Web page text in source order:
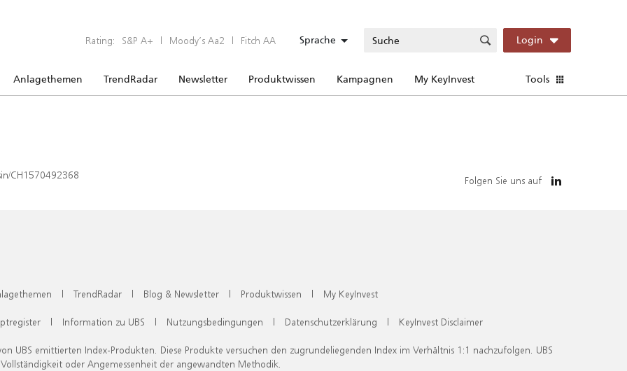
Rating: S&P A+ | Moody’s Aa2 | Fitch AA Sprache Login
Anlagethemen TrendRadar Newsletter Produktwissen Kampagnen My KeyInvest Tools
CH1570492368 Folgen Sie uns auf
| TrendRadar | Blog & Newsletter | Produktwissen | My KeyInvest
| Information zu UBS | Nutzungsbedingungen | Datenschutzerklärung | KeyInvest Disclaimer
UBS emittierten Index-Produkten. Diese Produkte versuchen den zugrundeliegenden Index im Verhältnis 1:1 nachzufolgen. UBS
oder Angemessenheit der angewandten Methodik.